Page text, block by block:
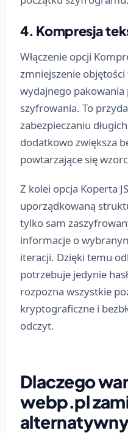
4. Kompresja
Włączenie opcji
zmniejszenie
wydajnego
szyfrowania. To
zabezpieczaniu
dodatkowo zwiększa
powtarzające się
Z kolei opcja Koperta
uporządkowaną
tylko sam
informacje o
iteracji. Dzięki temu
potrzebuje jedynie
rozpozna wszystkie
kryptograficzne i
odczyt.
Dlaczego
webp.pl